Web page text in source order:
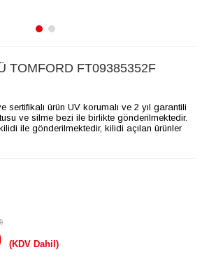
TOMFORD FT09385352F
ürün UV korumalı ve 2 yıl garantili
ve silme bezi ile birlikte gönderilmektedir.
ile gönderilmektedir, kilidi açılan ürünler
(KDV Dahil)